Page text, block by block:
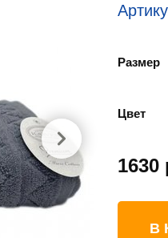
Размер
Цвет
1630
В